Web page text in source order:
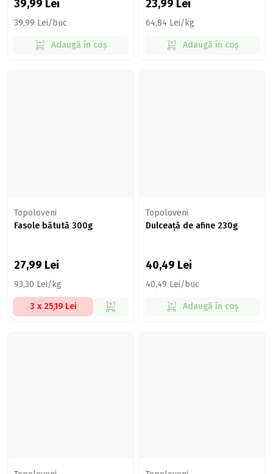
39,99 Lei
39,99 Lei/buc
Adaugă în coș
23,99 Lei
64,84 Lei/kg
Adaugă în coș
Topoloveni
Fasole bătută 300g
27,99 Lei
93,30 Lei/kg
3 x 25,19 Lei
Topoloveni
Dulceață de afine 230g
40,49 Lei
40,49 Lei/buc
Adaugă în coș